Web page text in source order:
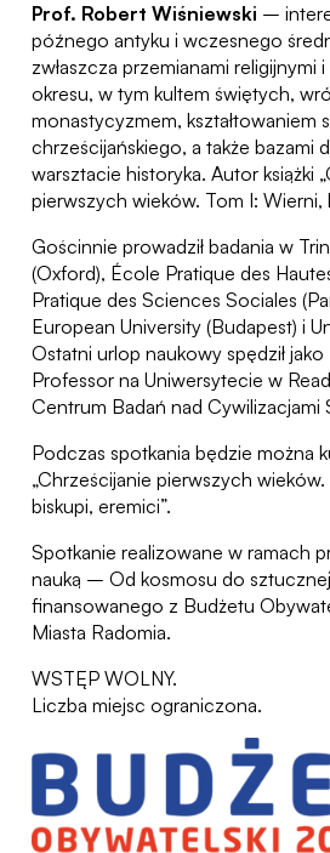
Prof. Robert Wiśniewski –
późnego antyku i wczesnego
zwłaszcza przemianami religijnymi
okresu, w tym kultem świętych,
monastycyzmem, kształtowaniem
chrześcijańskiego, a także bazami
warsztacie historyka. Autor książki
pierwszych wieków. Tom I: Wierni,
Gościnnie prowadził badania w
(Oxford), École Pratique des
Pratique des Sciences Sociales
European University (Budapest) i
Ostatni urlop naukowy spędził
Professor na Uniwersytecie w
Centrum Badań nad Cywilizacjami
Podczas spotkania będzie można
„Chrześcijanie pierwszych
biskupi, eremici”.
Spotkanie realizowane w ramach
nauką – Od kosmosu do
finansowanego z Budżetu
Miasta Radomia.
WSTĘP WOLNY.
Liczba miejsc ograniczona.